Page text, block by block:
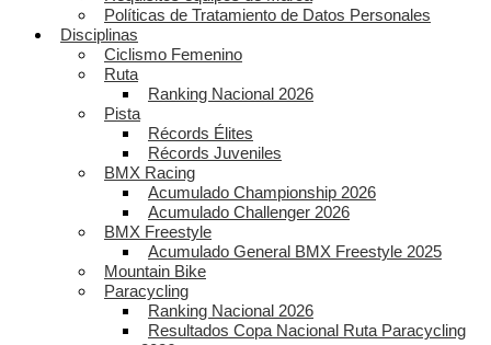
Políticas de Tratamiento de Datos Personales
Disciplinas
Ciclismo Femenino
Ruta
Ranking Nacional 2026
Pista
Récords Élites
Récords Juveniles
BMX Racing
Acumulado Championship 2026
Acumulado Challenger 2026
BMX Freestyle
Acumulado General BMX Freestyle 2025
Mountain Bike
Paracycling
Ranking Nacional 2026
Resultados Copa Nacional Ruta Paracycling